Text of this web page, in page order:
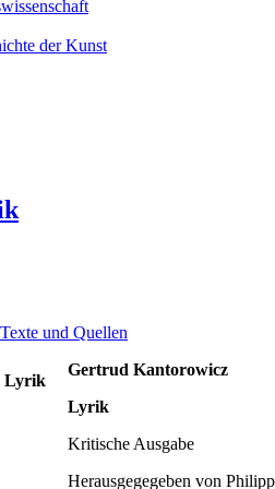
der Kunst
und Quellen
Gertrud Kantorowicz
Lyrik
Kritische Ausgabe
Herausgegegeben von